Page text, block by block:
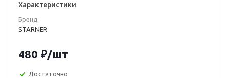
Характеристики
Бренд
STARNER
480 ₽/шт
Достаточно